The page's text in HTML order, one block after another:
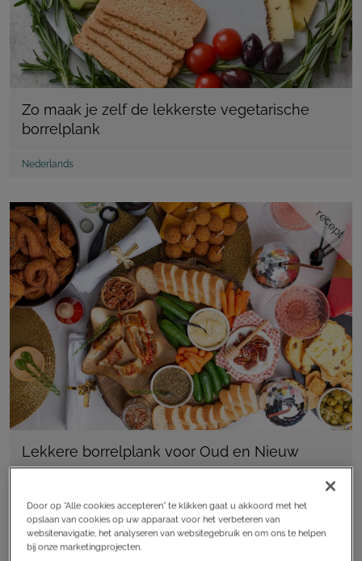
Zo maak je zelf de lekkerste vegetarische
borrelplank
Nederlands
recept
Lekkere borrelplank voor Oud en Nieuw
Door op “Alle cookies accepteren” te klikken gaat u akkoord met het
opslaan van cookies op uw apparaat voor het verbeteren van
websitenavigatie, het analyseren van websitegebruik en om ons te helpen
bij onze marketingprojecten.